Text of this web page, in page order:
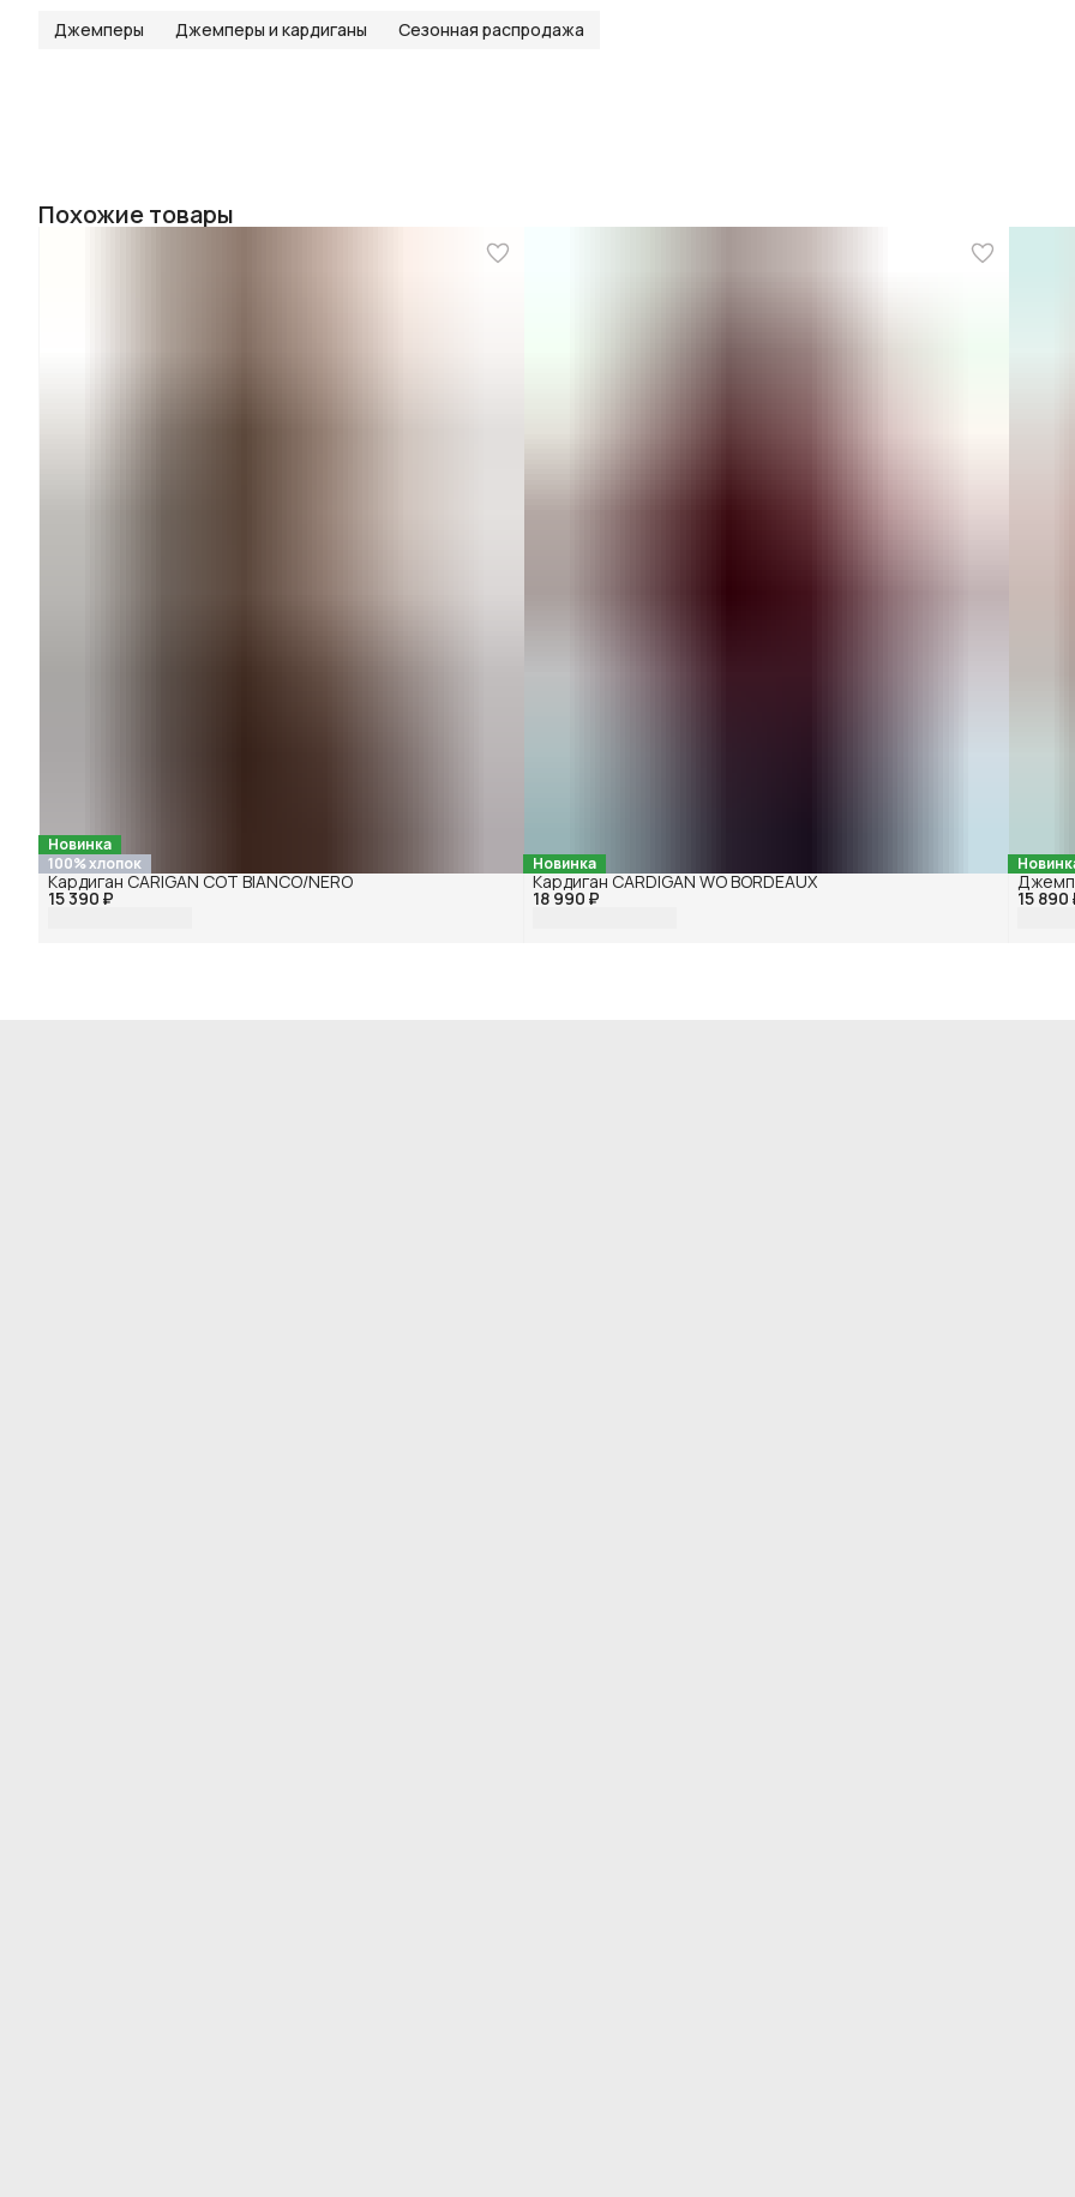
Джемперы Джемперы и кардиганы Сезонная распродажа
Похожие товары
Новинка
100% хлопок
15 390 ₽
Кардиган CARIGAN COT BIANCO/NERO
Новинка
18 990 ₽
Кардиган CARDIGAN WO BORDEAUX
15 890